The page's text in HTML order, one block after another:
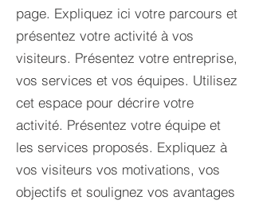
page. Expliquez ici votre parcours et
présentez votre activité à vos
visiteurs. Présentez votre entreprise,
vos services et vos équipes. Utilisez
cet espace pour décrire votre
activité. Présentez votre équipe et
les services proposés. Expliquez à
vos visiteurs vos motivations, vos
objectifs et soulignez vos avantages